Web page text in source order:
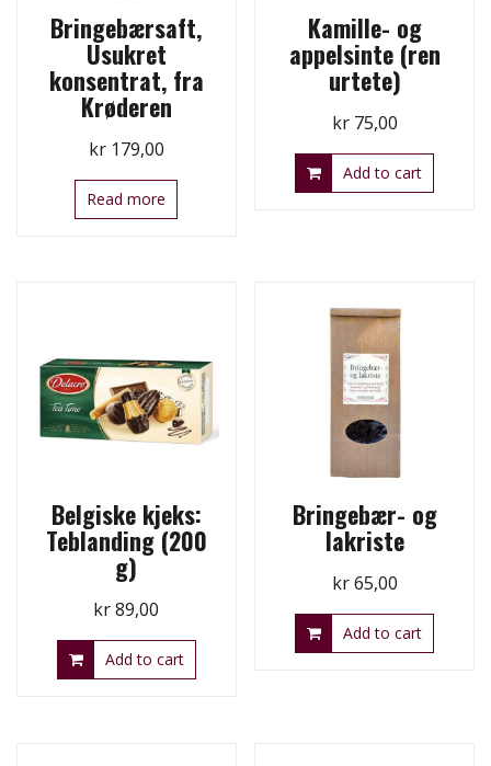
Bringebærsaft,
Usukret
konsentrat, fra
Krøderen
kr179,00
Read more
Kamille- og
appelsinte (ren
urtete)
kr75,00
Add to cart
Belgiske kjeks:
Teblanding (200
g)
kr89,00
Add to cart
Bringebær- og
lakriste
kr65,00
Add to cart